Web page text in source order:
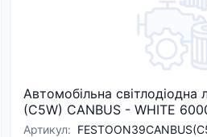
Автомобільна
(C5W) CANBUS - WHITE
Артикул: